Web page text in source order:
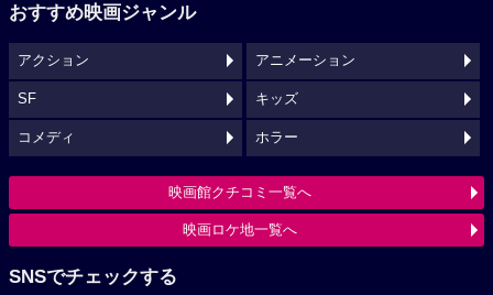
おすすめ映画ジャンル
アクション アニメーション
SF キッズ
コメディ ホラー
映画館クチコミ一覧へ
映画ロケ地一覧へ
SNSでチェックする